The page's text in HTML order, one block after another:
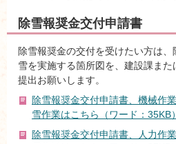
除雪報奨金交付申請書
除雪報奨金の交付を受けたい方は
雪を実施する箇所図を、建設課ま
提出お願いします。
除雪報奨金交付申請書、機械作
雪作業はこちら（ワード：35KB）
除雪報奨金交付申請書、人力作